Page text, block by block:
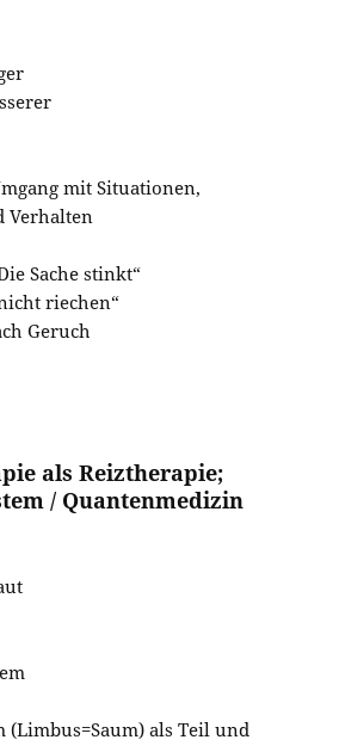
mit Situationen,
Verhalten
Sache stinkt“
riechen“
Geruch
als Reiztherapie;
/ Quantenmedizin
(Limbus=Saum) als Teil und